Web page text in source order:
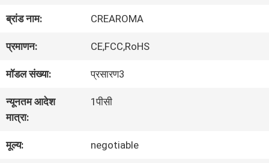
वीआर
दिखाएँ
हमारे
बारे
में
ब्रांड नाम: CREAROMA
प्रमाणन: CE,FCC,RoHS
मॉडल संख्या: प्रसारण3
न्यूनतम आदेश
मात्रा:
1पीसी
मूल्य: negotiable